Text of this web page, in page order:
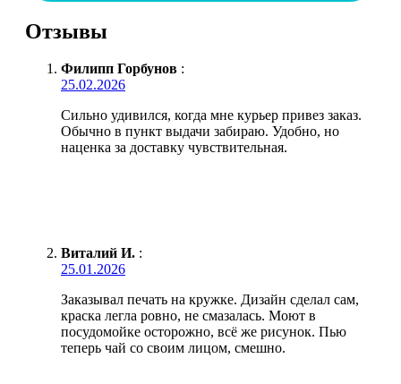
Отзывы
Филипп Горбунов :
25.02.2026
Сильно удивился, когда мне курьер привез заказ.
Обычно в пункт выдачи забираю. Удобно, но
наценка за доставку чувствительная.
Виталий И. :
25.01.2026
Заказывал печать на кружке. Дизайн сделал сам,
краска легла ровно, не смазалась. Моют в
посудомойке осторожно, всё же рисунок. Пью
теперь чай со своим лицом, смешно.